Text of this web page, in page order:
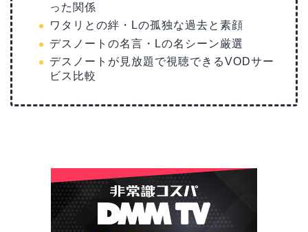
った関係
ワタリとの絆・Lの孤独な過去と素顔
デスノートの名言・Lの名シーン厳選
デスノートが見放題で視聴できるVODサー
ビス比較